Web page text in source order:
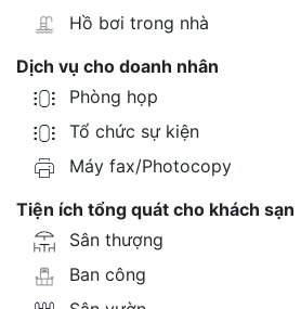
Hồ bơi trong nhà
Dịch vụ cho doanh nhân
Phòng họp
Tổ chức sự kiện
Máy fax/Photocopy
Tiện ích tổng quát cho khách sạn
Sân thượng
Ban công